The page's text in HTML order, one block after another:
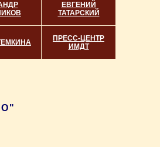
ЕВГЕНИЙ
ТАТАРСКИЙ
ПРЕСС-ЦЕНТР
ИМДТ